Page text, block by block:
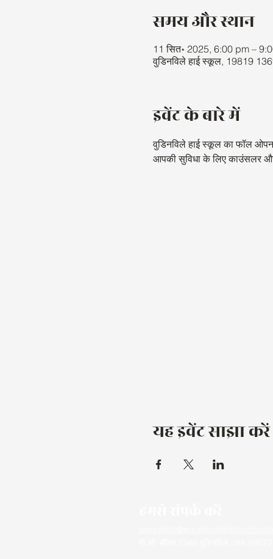
समय और स्थान
11 सित॰ 2025, 6:00 pm –
वुडिनविले हाई स्कूल, 19819
इवेंट के बारे में
वुडिनविले हाई स्कूल का फॉल
आपकी सुविधा के लिए काउंसलर
यह इवेंट साझा करें